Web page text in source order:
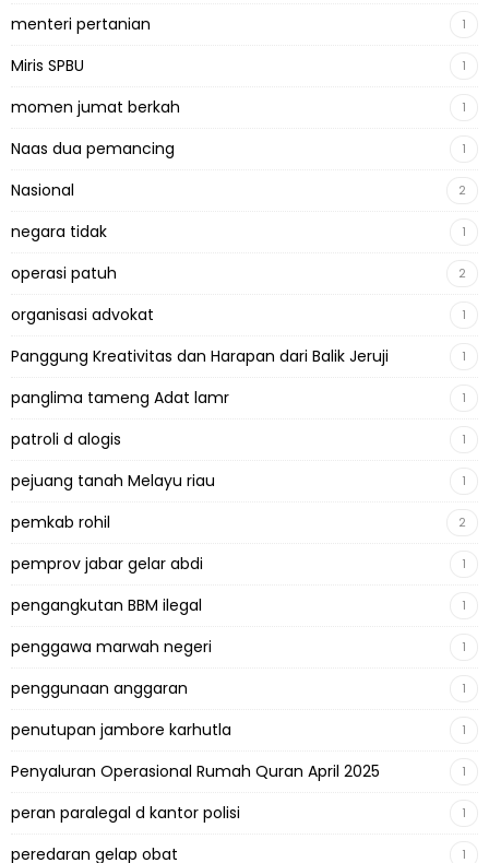
menteri pertanian 1
Miris SPBU 1
momen jumat berkah 1
Naas dua pemancing 1
Nasional 2
negara tidak 1
operasi patuh 2
organisasi advokat 1
Panggung Kreativitas dan Harapan dari Balik Jeruji 1
panglima tameng Adat lamr 1
patroli d alogis 1
pejuang tanah Melayu riau 1
pemkab rohil 2
pemprov jabar gelar abdi 1
pengangkutan BBM ilegal 1
penggawa marwah negeri 1
penggunaan anggaran 1
penutupan jambore karhutla 1
Penyaluran Operasional Rumah Quran April 2025 1
peran paralegal d kantor polisi 1
peredaran gelap obat 1